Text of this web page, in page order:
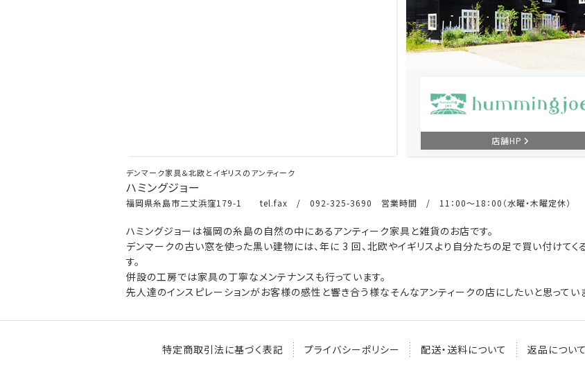
店舗HP
デンマーク家具＆北欧とイギリスのアンティーク
ハミングジョー
福岡県糸島市二丈浜窪179-1 tel.fax / 092-325-3690 営業時間 / 11：00～18：00（水曜・木曜定休）
ハミングジョーは福岡の糸島の自然の中にあるアンティーク家具と雑貨のお店です。
デンマークの古い窓を使った黒い建物には、年に 3 回、北欧やイギリスより自分たちの足で買い付けてく
す。
併設の工房では家具の丁寧なメンテナンスも行っています。
先人達のインスピレーションがお客様の感性と響き合う様なそんなアンティークの店にしたいと思っていま
特定商取引法に基づく表記 プライバシーポリシー 配送・送料について 返品について